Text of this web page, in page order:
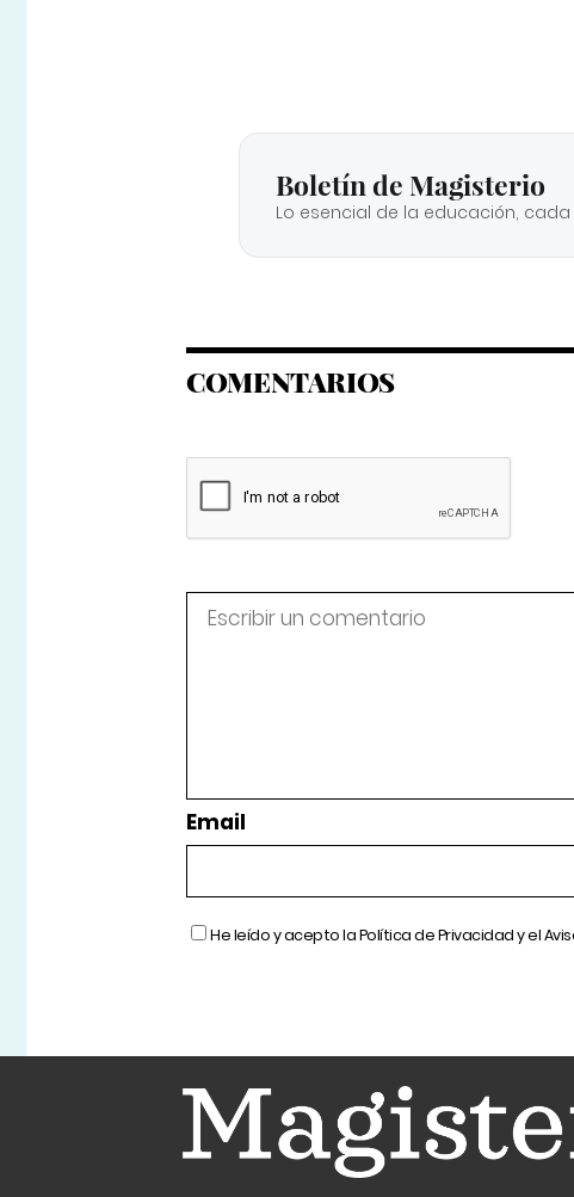
Boletín de Magisterio
Lo esencial de la educación,
COMENTARIOS
Email
He leído y acepto laPolítica de Privacidady el